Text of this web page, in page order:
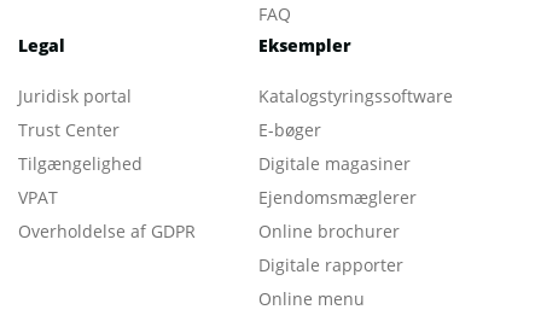
FAQ
Legal
Juridisk portal
Trust Center
Tilgængelighed
VPAT
Overholdelse af GDPR
Eksempler
Katalogstyringssoftware
E-bøger
Digitale magasiner
Ejendomsmæglerer
Online brochurer
Digitale rapporter
Online menu